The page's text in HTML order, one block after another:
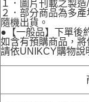
１．圖片刊載之製
２．部分商品為多
隨機出貨。
●【一般品】下單後
如含有預購商品，
請依UNIKCY購物說